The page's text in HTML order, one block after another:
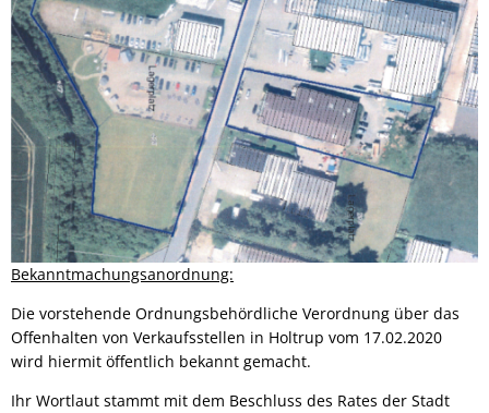
Bekanntmachungsanordnung:
Die vorstehende Ordnungsbehördliche Verordnung über das
Offenhalten von Verkaufsstellen in Holtrup vom 17.02.2020
wird hiermit öffentlich bekannt gemacht.
Ihr Wortlaut stammt mit dem Beschluss des Rates der Stadt